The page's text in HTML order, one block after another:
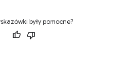
były pomocne?